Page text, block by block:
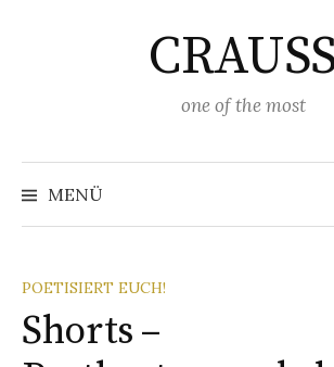
one of the most
MENÜ
POETISIERT EUCH!
Shorts –